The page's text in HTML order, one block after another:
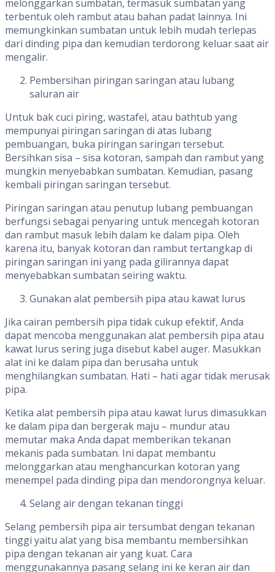
melonggarkan sumbatan, termasuk sumbatan yang
terbentuk oleh rambut atau bahan padat lainnya. Ini
memungkinkan sumbatan untuk lebih mudah terlepas
dari dinding pipa dan kemudian terdorong keluar saat air
mengalir.
Pembersihan piringan saringan atau lubang
saluran air
Untuk bak cuci piring, wastafel, atau bathtub yang
mempunyai piringan saringan di atas lubang
pembuangan, buka piringan saringan tersebut.
Bersihkan sisa – sisa kotoran, sampah dan rambut yang
mungkin menyebabkan sumbatan. Kemudian, pasang
kembali piringan saringan tersebut.
Piringan saringan atau penutup lubang pembuangan
berfungsi sebagai penyaring untuk mencegah kotoran
dan rambut masuk lebih dalam ke dalam pipa. Oleh
karena itu, banyak kotoran dan rambut tertangkap di
piringan saringan ini yang pada gilirannya dapat
menyebabkan sumbatan seiring waktu.
Gunakan alat pembersih pipa atau kawat lurus
Jika cairan pembersih pipa tidak cukup efektif, Anda
dapat mencoba menggunakan alat pembersih pipa atau
kawat lurus sering juga disebut kabel auger. Masukkan
alat ini ke dalam pipa dan berusaha untuk
menghilangkan sumbatan. Hati – hati agar tidak merusak
pipa.
Ketika alat pembersih pipa atau kawat lurus dimasukkan
ke dalam pipa dan bergerak maju – mundur atau
memutar maka Anda dapat memberikan tekanan
mekanis pada sumbatan. Ini dapat membantu
melonggarkan atau menghancurkan kotoran yang
menempel pada dinding pipa dan mendorongnya keluar.
Selang air dengan tekanan tinggi
Selang pembersih pipa air tersumbat dengan tekanan
tinggi yaitu alat yang bisa membantu membersihkan
pipa dengan tekanan air yang kuat. Cara
menggunakannya pasang selang ini ke keran air dan